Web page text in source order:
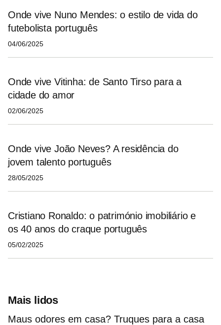
Onde vive Nuno Mendes: o estilo de vida do
futebolista português
04/06/2025
Onde vive Vitinha: de Santo Tirso para a
cidade do amor
02/06/2025
Onde vive João Neves? A residência do
jovem talento português
28/05/2025
Cristiano Ronaldo: o património imobiliário e
os 40 anos do craque português
05/02/2025
Mais lidos
Maus odores em casa? Truques para a casa